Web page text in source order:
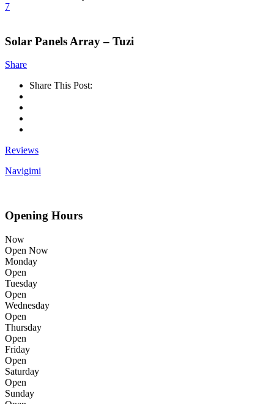
7
Solar Panels Array – Tuzi
Share
Share This Post:
Reviews
Navigimi
Opening Hours
Now
Open Now
Monday
Open
Tuesday
Open
Wednesday
Open
Thursday
Open
Friday
Open
Saturday
Open
Sunday